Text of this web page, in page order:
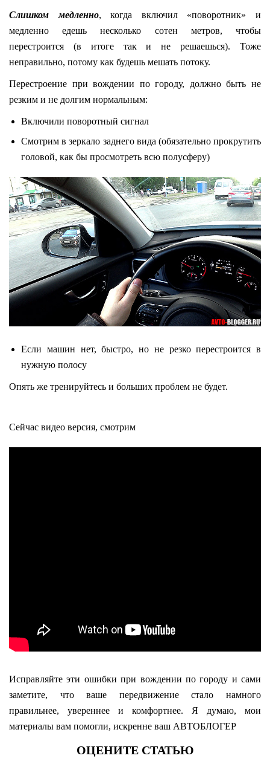
Слишком медленно, когда включил «поворотник» и
медленно едешь несколько сотен метров, чтобы
перестроится (в итоге так и не решаешься). Тоже
неправильно, потому как будешь мешать потоку.
Перестроение при вождении по городу, должно быть не
резким и не долгим нормальным:
Включили поворотный сигнал
Смотрим в зеркало заднего вида (обязательно прокрутить
головой, как бы просмотреть всю полусферу)
Если машин нет, быстро, но не резко перестроится в
нужную полосу
Опять же тренируйтесь и больших проблем не будет.
Сейчас видео версия, смотрим
Исправляйте эти ошибки при вождении по городу и сами
заметите, что ваше передвижение стало намного
правильнее, увереннее и комфортнее. Я думаю, мои
материалы вам помогли, искренне ваш АВТОБЛОГЕР